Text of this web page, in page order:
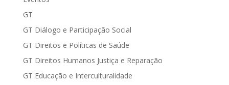
GT
GT Diálogo e Participação Social
GT Direitos e Políticas de Saúde
GT Direitos Humanos Justiça e Reparação
GT Educação e Interculturalidade